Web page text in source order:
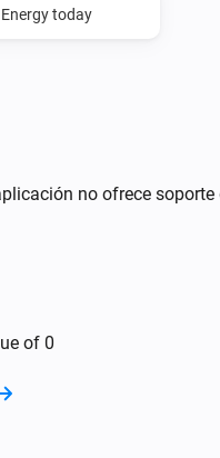
today
no ofrece soporte
of 0